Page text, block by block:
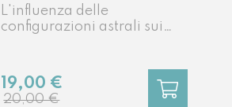
L'influenza delle
configurazioni astrali sui
20,00 €
19,00 €